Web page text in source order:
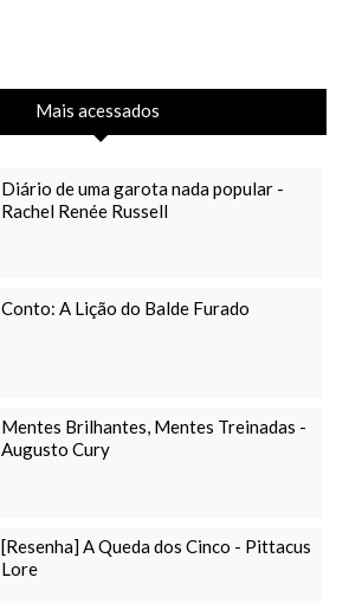
Mais acessados
Diário de uma garota nada popular -
Rachel Renée Russell
Conto: A Lição do Balde Furado
Mentes Brilhantes, Mentes Treinadas -
Augusto Cury
[Resenha] A Queda dos Cinco - Pittacus
Lore